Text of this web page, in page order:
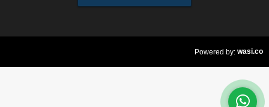
Powered by: wasi.co